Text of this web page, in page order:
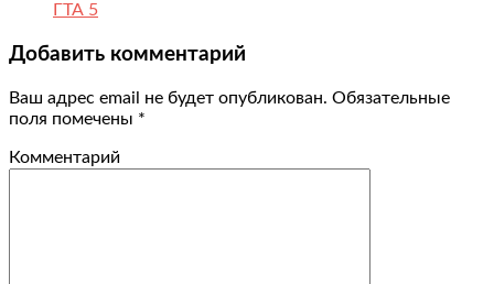
ГТА 5
Добавить комментарий
Ваш адрес email не будет опубликован. Обязательные
поля помечены *
Комментарий